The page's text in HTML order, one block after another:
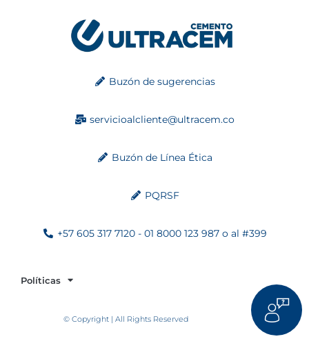
Buzón de sugerencias
servicioalcliente@ultracem.co
Buzón de Línea Ética
PQRSF
+57 605 317 7120 - 01 8000 123 987 o al #399
Políticas
© Copyright | All Rights Reserved